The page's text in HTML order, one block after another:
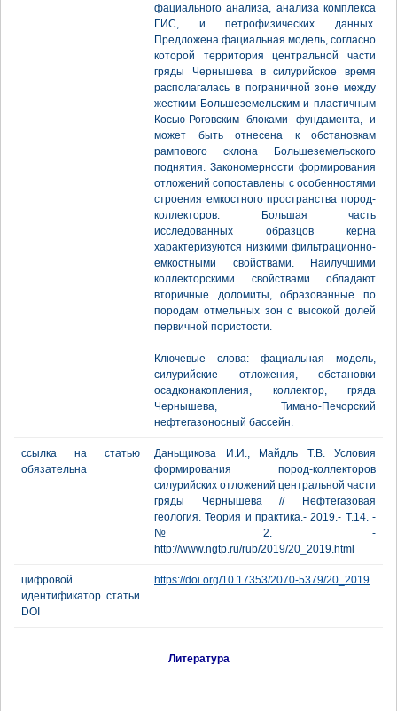
фациального анализа, анализа комплекса
ГИС, и петрофизических данных.
Предложена фациальная модель, согласно
которой территория центральной части
гряды Чернышева в силурийское время
располагалась в пограничной зоне между
жестким Большеземельским и пластичным
Косью-Роговским блоками фундамента, и
может быть отнесена к обстановкам
рампового склона Большеземельского
поднятия. Закономерности формирования
отложений сопоставлены с особенностями
строения емкостного пространства пород-
коллекторов. Большая часть
исследованных образцов керна
характеризуются низкими фильтрационно-
емкостными свойствами. Наилучшими
коллекторскими свойствами обладают
вторичные доломиты, образованные по
породам отмельных зон с высокой долей
первичной пористости.
Ключевые слова: фациальная модель,
силурийские отложения, обстановки
ocадконакопления, коллектор, гряда
Чернышева, Тимано-Печорский
нефтегазоносный бассейн.
ссылка на статью
обязательна
Даньщикова И.И., Майдль Т.В. Условия
формирования пород-коллекторов
силурийских отложений центральной части
гряды Чернышева // Нефтегазовая
геология. Теория и практика.- 2019.- Т.14. -
№2. -
http://www.ngtp.ru/rub/2019/20_2019.html
цифровой
идентификатор статьи
DOI
https://doi.org/10.17353/2070-5379/20_2019
Литература